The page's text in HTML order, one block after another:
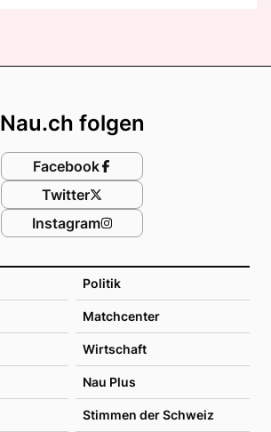
Politik
Matchcenter
Wirtschaft
Nau Plus
Stimmen der Schweiz
Nau.ch folgen
Facebook
Twitter
Instagram